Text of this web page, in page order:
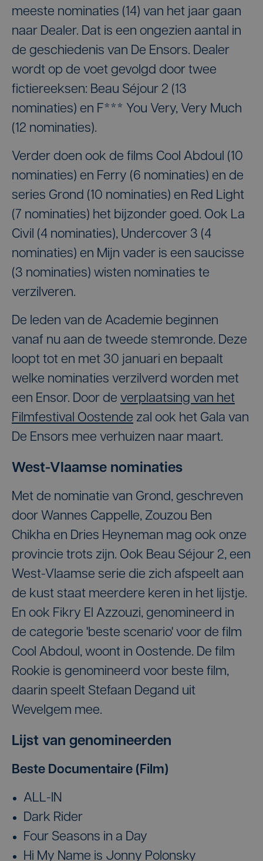
meeste nominaties (14) van het jaar gaan
naar Dealer. Dat is een ongezien aantal in
de geschiedenis van De Ensors. Dealer
wordt op de voet gevolgd door twee
fictiereeksen: Beau Séjour 2 (13
nominaties) en F*** You Very, Very Much
(12 nominaties).
Verder doen ook de films Cool Abdoul (10
nominaties) en Ferry (6 nominaties) en de
series Grond (10 nominaties) en Red Light
(7 nominaties) het bijzonder goed. Ook La
Civil (4 nominaties), Undercover 3 (4
nominaties) en Mijn vader is een saucisse
(3 nominaties) wisten nominaties te
verzilveren.
De leden van de Academie beginnen
vanaf nu aan de tweede stemronde. Deze
loopt tot en met 30 januari en bepaalt
welke nominaties verzilverd worden met
een Ensor. Door de verplaatsing van het
Filmfestival Oostende zal ook het Gala van
De Ensors mee verhuizen naar maart.
West-Vlaamse nominaties
Met de nominatie van Grond, geschreven
door Wannes Cappelle, Zouzou Ben
Chikha en Dries Heyneman mag ook onze
provincie trots zijn. Ook Beau Séjour 2, een
West-Vlaamse serie die zich afspeelt aan
de kust staat meerdere keren in het lijstje.
En ook Fikry El Azzouzi, genomineerd in
de categorie 'beste scenario' voor de film
Cool Abdoul, woont in Oostende. De film
Rookie is genomineerd voor beste film,
daarin speelt Stefaan Degand uit
Wevelgem mee.
Lijst van genomineerden
Beste Documentaire (Film)
ALL-IN
Dark Rider
Four Seasons in a Day
Hi My Name is Jonny Polonsky